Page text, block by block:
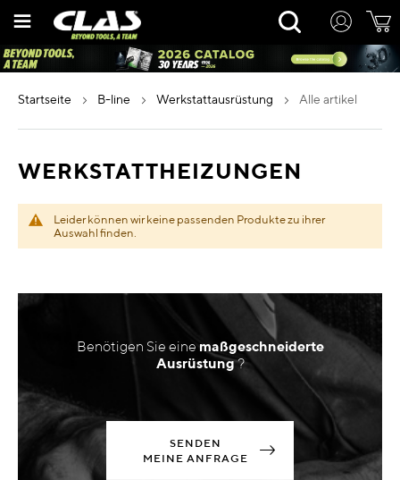
Inhalt
Rechercher
startseite b-line werkstattausrüstung alle artikel
WERKSTATTHEIZUNGEN
Leider können wir keine passenden Produkte zu ihrer
Auswahl finden.
Benötigen Sie einemaßgeschneiderte
Ausrüstung?
SENDEN
MEINE ANFRAGE